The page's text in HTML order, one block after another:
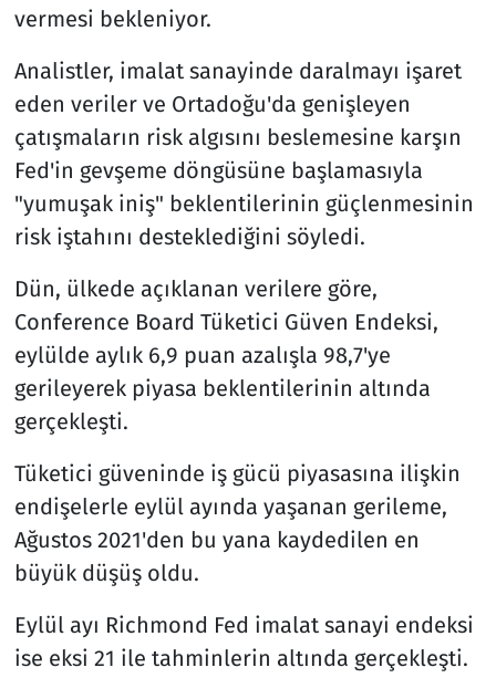
vermesi bekleniyor.
Analistler, imalat sanayinde daralmayı işaret
eden veriler ve Ortadoğu'da genişleyen
çatışmaların risk algısını beslemesine karşın
Fed'in gevşeme döngüsüne başlamasıyla
"yumuşak iniş" beklentilerinin güçlenmesinin
risk iştahını desteklediğini söyledi.
Dün, ülkede açıklanan verilere göre,
Conference Board Tüketici Güven Endeksi,
eylülde aylık 6,9 puan azalışla 98,7'ye
gerileyerek piyasa beklentilerinin altında
gerçekleşti.
Tüketici güveninde iş gücü piyasasına ilişkin
endişelerle eylül ayında yaşanan gerileme,
Ağustos 2021'den bu yana kaydedilen en
büyük düşüş oldu.
Eylül ayı Richmond Fed imalat sanayi endeksi
ise eksi 21 ile tahminlerin altında gerçekleşti.